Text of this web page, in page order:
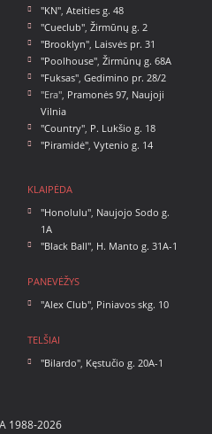
"KN", Ateities g. 48
"Cueclub", Žirmūnų g. 2
"Brooklyn", Laisvės pr. 31
"Poolhouse", Žirmūnų g. 68A
"Fuksas", Gedimino pr. 28/2
"Era", Pramonės 97, Naujoji
Vilnia
"Country", P. Lukšio g. 18
"Piramidė", Vytenio g. 14
KLAIPĖDA
"Honolulu", Naujojo Sodo g.
1A
"Black Ball", H. Manto g. 31A-1
PANEVĖŽYS
"Alex Club", Piniavos skg. 10
TELŠIAI
"Bilardo", Kęstučio g. 20A-1
1988-2026